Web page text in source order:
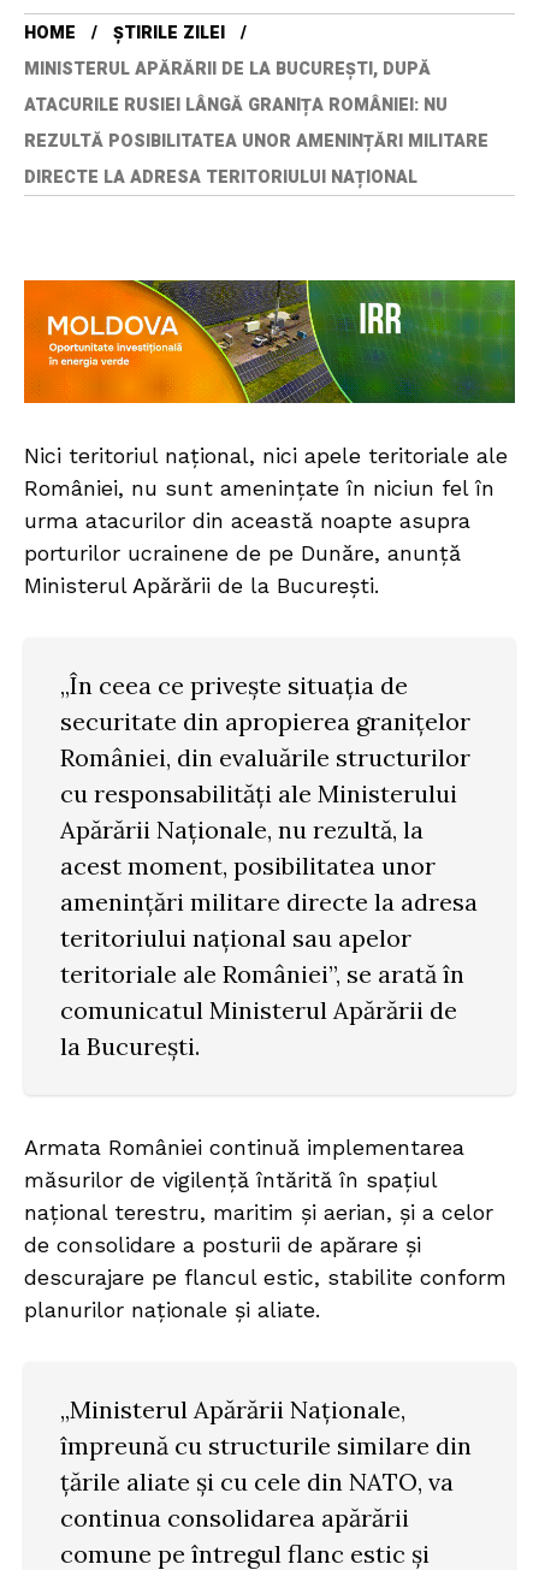
HOME
ȘTIRILE ZILEI
MINISTERUL APĂRĂRII DE LA BUCUREȘTI, DUPĂ
ATACURILE RUSIEI LÂNGĂ GRANIȚA ROMÂNIEI: NU
REZULTĂ POSIBILITATEA UNOR AMENINȚĂRI MILITARE
DIRECTE LA ADRESA TERITORIULUI NAȚIONAL
Nici teritoriul național, nici apele teritoriale ale
României, nu sunt amenințate în niciun fel în
urma atacurilor din această noapte asupra
porturilor ucrainene de pe Dunăre, anunță
Ministerul Apărării de la București.
„În ceea ce privește situația de
securitate din apropierea granițelor
României, din evaluările structurilor
cu responsabilități ale Ministerului
Apărării Naționale, nu rezultă, la
acest moment, posibilitatea unor
amenințări militare directe la adresa
teritoriului național sau apelor
teritoriale ale României”, se arată în
comunicatul Ministerul Apărării de
la București.
Armata României continuă implementarea
măsurilor de vigilență întărită în spațiul
național terestru, maritim și aerian, și a celor
de consolidare a posturii de apărare și
descurajare pe flancul estic, stabilite conform
planurilor naționale și aliate.
„Ministerul Apărării Naționale,
împreună cu structurile similare din
țările aliate și cu cele din NATO, va
continua consolidarea apărării
comune pe întregul flanc estic și